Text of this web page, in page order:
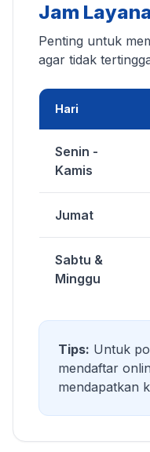
Jam
Penting untuk
agar tidak
Hari
Senin -
Kamis
Jumat
Sabtu &
Minggu
Tips: Untuk
mendaftar
mendapatkan